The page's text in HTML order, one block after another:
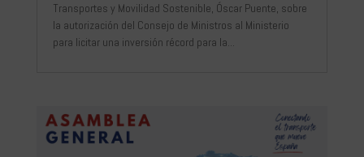
Transportes y Movilidad Sostenible, Óscar Puente, sobre
la autorización del Consejo de Ministros al Ministerio
para licitar una inversión récord para la...